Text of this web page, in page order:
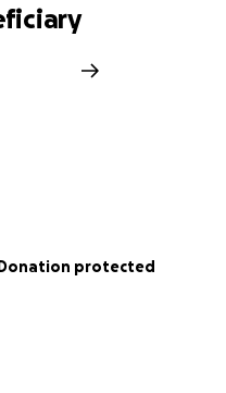
Donation protected